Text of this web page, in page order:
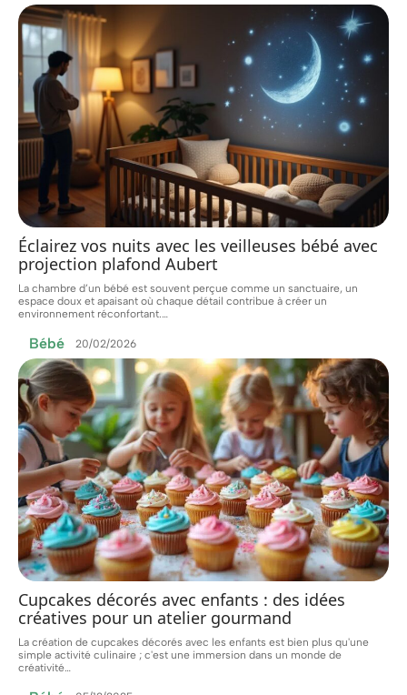
Éclairez vos nuits avec les veilleuses bébé avec
projection plafond Aubert
La chambre d’un bébé est souvent perçue comme un sanctuaire, un
espace doux et apaisant où chaque détail contribue à créer un
environnement réconfortant.…
Bébé 20/02/2026
Cupcakes décorés avec enfants : des idées
créatives pour un atelier gourmand
La création de cupcakes décorés avec les enfants est bien plus qu'une
simple activité culinaire ; c'est une immersion dans un monde de
créativité…